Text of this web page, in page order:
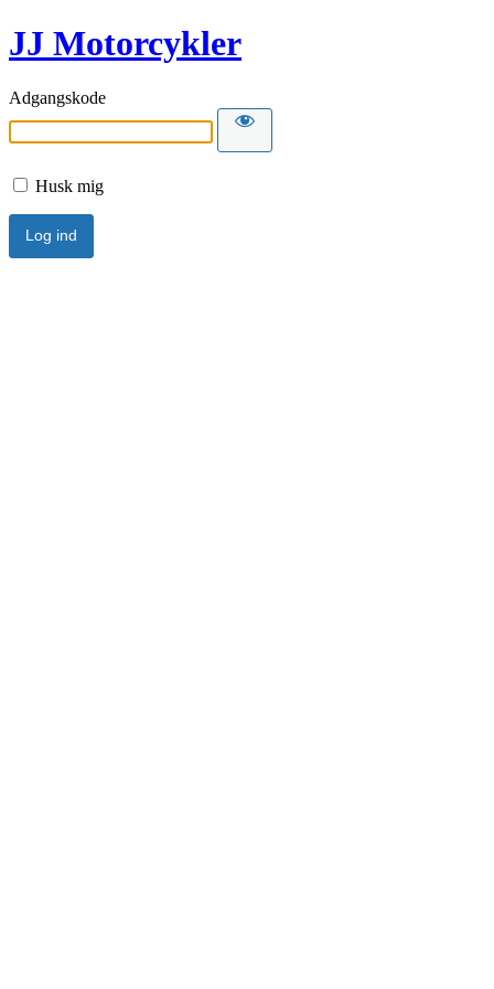
JJ Motorcykler
Adgangskode
Husk mig